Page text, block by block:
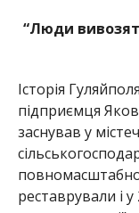
“Люди
Історія
підприємця
заснував у
реставрували і у